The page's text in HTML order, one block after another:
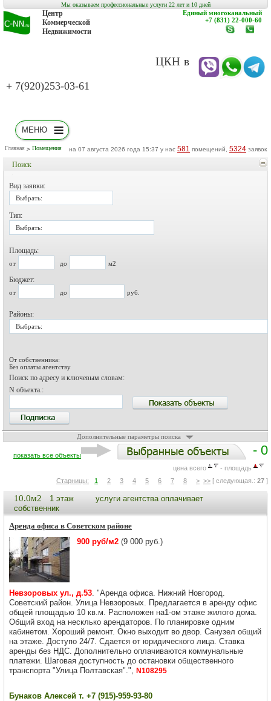
Мы оказываем профессиональные услуги 22 лет и 10 дней
Центр
Коммерческой
Недвижимости
ЦКН в
+ 7(920)253-03-61
Единый многоканальный
+7 (831) 22-000-60
www.c-
МЕНЮ
Главная Помещения на 07 августа 2026 года 15:37 у нас 581 помещений, 5324 заявок
Поиск
Вид заявки:
Выбрать:
Тип:
Выбрать:
Площадь:
от до м2
Бюджет:
от до руб.
Районы:
Выбрать:
От собственника:
Без оплаты агентству
Поиск по адресу и ключевым словам:
N объекта.:
Дополнительные параметры поиска
- 0
показать все объекты
цена всего
- площадь
Старницы:
1 2 3 4 5 6 7 8 > >> [ следующая.: 27 ]
10.0м2 1 этаж
услуги агентства оплачивает
собственник
Аренда офиса в Советском районе
900 руб/м2 (9 000 руб.)
Невзоровых ул., д.53. "Аренда офиса. Нижний Новгород.
Советский район. Улица Невзоровых. Предлагается в аренду офис
общей площадью 10 кв.м. Расположен на1-ом этаже жилого дома.
Общий вход на несклько арендаторов. По планировке одним
кабинетом. Хороший ремонт. Окно выходит во двор. Санузел общий
на этаже. Доступо 24/7. Сдается от юридического лица. Ставка
аренды без НДС. Дополнительно оплачиваются коммунальные
платежи. Шаговая доступность до остановки общественного
транспорта "Улица Полтавская".", N108295
Бунаков Алексей т. +7 (915)-959-93-80